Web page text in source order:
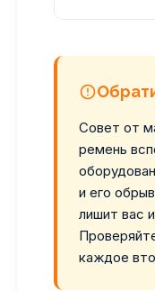
Совет от
ремень
и его
лишит вас
каждое